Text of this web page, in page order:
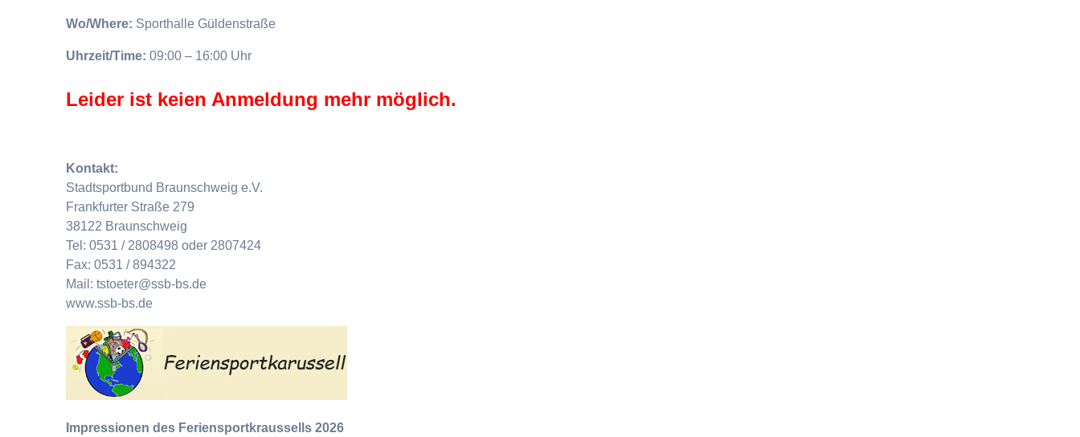
Wo/Where: Sporthalle Güldenstraße
Uhrzeit/Time:09:00 – 16:00 Uhr
Leider ist keien Anmeldung mehr möglich.
Kontakt:
Stadtsportbund Braunschweig e.V.
Frankfurter Straße 279
38122 Braunschweig
Tel: 0531 / 2808498 oder 2807424
Fax: 0531 / 894322
Mail: tstoeter@ssb-bs.de
www.ssb-bs.de
Impressionen des Feriensportkraussells 2026